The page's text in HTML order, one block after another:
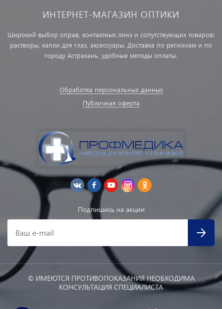
ИНТЕРНЕТ-МАГАЗИН ОПТИКИ
Широкий выбор оправ, контактных линз и сопутствующих товаров:
растворы, капли для глаз, аксессуары. Доставка по регионам и по
городу Астрахань, удобные методы оплаты.
Обработка персональных данных
Публичная оферта
Подпишись на акции
Ваш e-mail
© ИМЕЮТСЯ ПРОТИВОПОКАЗАНИЯ НЕОБХОДИМА
КОНСУЛЬТАЦИЯ СПЕЦИАЛИСТА